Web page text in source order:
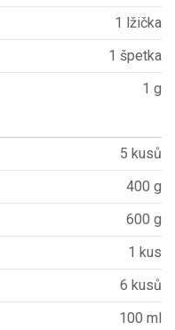
1 lžička
1 špetka
1 g
5 kusů
400 g
600 g
1 kus
6 kusů
100 ml